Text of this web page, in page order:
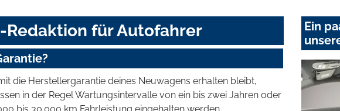
für Autofahrer
die Herstellergarantie deines Neuwagens erhalten bleibt,
in der Regel Wartungsintervalle von ein bis zwei Jahren oder
bis 30.000 km Fahrleistung eingehalten werden.
Ein